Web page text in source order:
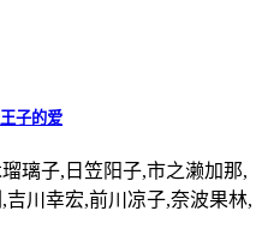
子的爱
璃子,日笠阳子,市之濑加那,
川幸宏,前川凉子,奈波果林,